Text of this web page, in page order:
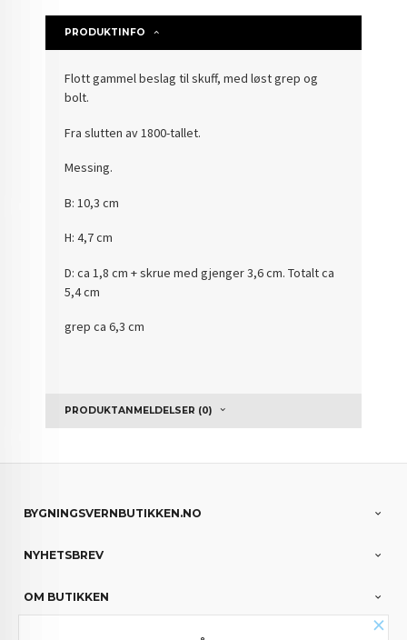
PRODUKTINFO
Flott gammel beslag til skuff, med løst grep og
bolt.
Fra slutten av 1800-tallet.
Messing.
B: 10,3 cm
H: 4,7 cm
D: ca 1,8 cm + skrue med gjenger 3,6 cm. Totalt ca
5,4 cm
grep ca 6,3 cm
PRODUKTANMELDELSER (0)
BYGNINGSVERNBUTIKKEN.NO
NYHETSBREV
OM BUTIKKEN
×